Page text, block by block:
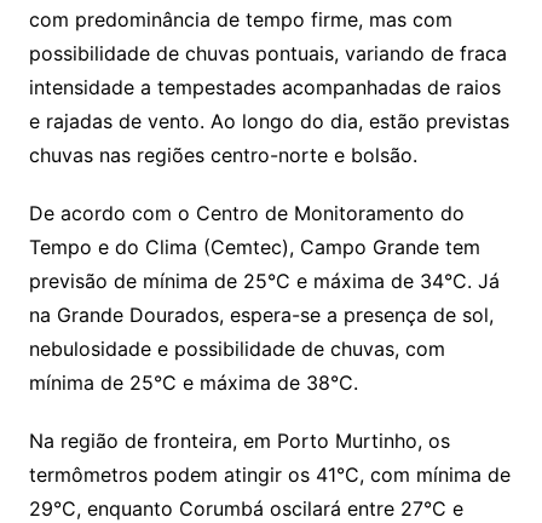
com predominância de tempo firme, mas com
possibilidade de chuvas pontuais, variando de fraca
intensidade a tempestades acompanhadas de raios
e rajadas de vento. Ao longo do dia, estão previstas
chuvas nas regiões centro-norte e bolsão.
De acordo com o Centro de Monitoramento do
Tempo e do Clima (Cemtec), Campo Grande tem
previsão de mínima de 25°C e máxima de 34°C. Já
na Grande Dourados, espera-se a presença de sol,
nebulosidade e possibilidade de chuvas, com
mínima de 25°C e máxima de 38°C.
Na região de fronteira, em Porto Murtinho, os
termômetros podem atingir os 41°C, com mínima de
29°C, enquanto Corumbá oscilará entre 27°C e